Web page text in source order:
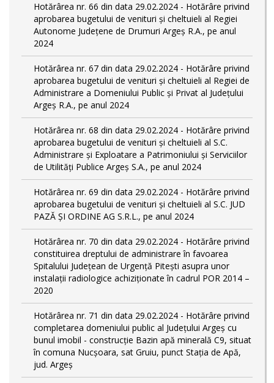
Hotărârea nr. 66 din data 29.02.2024 - Hotărâre privind
aprobarea bugetului de venituri și cheltuieli al Regiei
Autonome Județene de Drumuri Argeș R.A., pe anul
2024
Hotărârea nr. 67 din data 29.02.2024 - Hotărâre privind
aprobarea bugetului de venituri și cheltuieli al Regiei de
Administrare a Domeniului Public și Privat al Județului
Argeș R.A., pe anul 2024
Hotărârea nr. 68 din data 29.02.2024 - Hotărâre privind
aprobarea bugetului de venituri și cheltuieli al S.C.
Administrare și Exploatare a Patrimoniului și Serviciilor
de Utilități Publice Argeș S.A., pe anul 2024
Hotărârea nr. 69 din data 29.02.2024 - Hotărâre privind
aprobarea bugetului de venituri și cheltuieli al S.C. JUD
PAZĂ ȘI ORDINE AG S.R.L., pe anul 2024
Hotărârea nr. 70 din data 29.02.2024 - Hotărâre privind
constituirea dreptului de administrare în favoarea
Spitalului Județean de Urgență Pitești asupra unor
instalații radiologice achiziționate în cadrul POR 2014 –
2020
Hotărârea nr. 71 din data 29.02.2024 - Hotărâre privind
completarea domeniului public al Judeţului Argeş cu
bunul imobil - construcție Bazin apă minerală C9, situat
în comuna Nucșoara, sat Gruiu, punct Stația de Apă,
jud. Argeș